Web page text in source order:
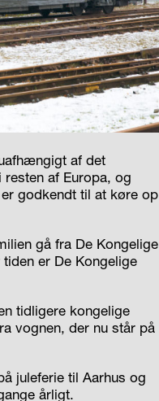
af det
af Europa, og
godkendt til at køre op
gå fra De Kongelige
er De Kongelige
tidligere kongelige
vognen, der nu står på
juleferie til Aarhus og
årligt.